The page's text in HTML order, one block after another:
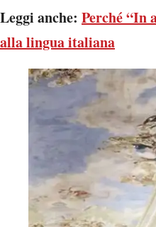
Leggi anche: Perché “In
alla lingua italiana